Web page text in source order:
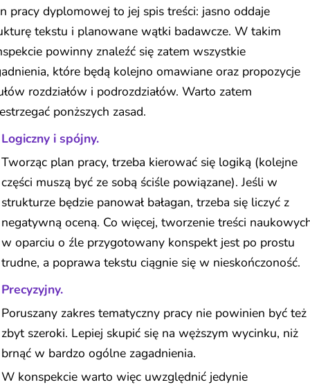
pracy dyplomowej to jej spis treści: jasno oddaje
tekstu i planowane wątki badawcze. W takim
powinny znaleźć się zatem wszystkie
które będą kolejno omawiane oraz propozycje
rozdziałów i podrozdziałów. Warto zatem
ponższych zasad.
Logiczny i spójny.
Tworząc plan pracy, trzeba kierować się logiką (kolejne
części muszą być ze sobą ściśle powiązane). Jeśli w
strukturze będzie panował bałagan, trzeba się liczyć z
negatywną oceną. Co więcej, tworzenie treści
w oparciu o źle przygotowany konspekt jest po prostu
trudne, a poprawa tekstu ciągnie się w nieskończoność.
Precyzyjny.
Poruszany zakres tematyczny pracy nie powinien być też
zbyt szeroki. Lepiej skupić się na węższym wycinku, niż
brnąć w bardzo ogólne zagadnienia.
W konspekcie warto więc uwzględnić jedynie